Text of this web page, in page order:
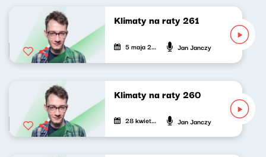
Klimaty na raty 261
5 maja 2026 Jan Janczy
Klimaty na raty 260
28 kwietnia 2026 Jan Janczy